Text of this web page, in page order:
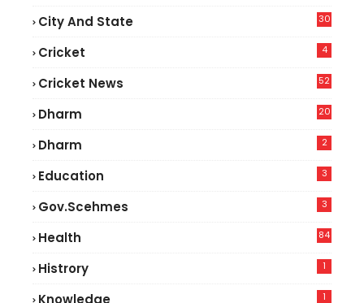
City And State 30
Cricket 4
Cricket News
52
Dharm 20
Dharm 2
Education 3
Gov.scehmes 3
Health
84
Histrory 1
Knowledge 1